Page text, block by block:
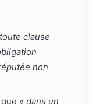
toute clause
non
« dans un